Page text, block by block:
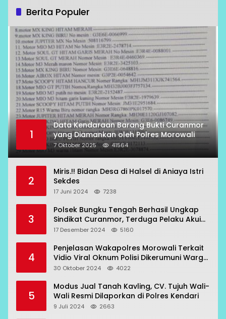
Berita Populer
1
Data Kendaraan Barang Bukti Curanmor
yang Diamankan oleh Polres Morowali
7 Oktober 2025 41564
2
Miris.!! Bidan Desa di Halsel di Aniaya Istri
Sekdes
17 Juni 2024 7238
3
Polsek Bungku Tengah Berhasil Ungkap
Sindikat Curanmor, Terduga Pelaku Akui
Beraksi di 7 Lokasi
17 Desember 2024 5160
4
Penjelasan Wakapolres Morowali Terkait
Vidio Viral Oknum Polisi Dikerumuni Warga
Bahodopi
30 Oktober 2024 4022
5
Modus Jual Tanah Kavling, CV. Tujuh Wali-
Wali Resmi Dilaporkan di Polres Kendari
9 Juli 2024 2663